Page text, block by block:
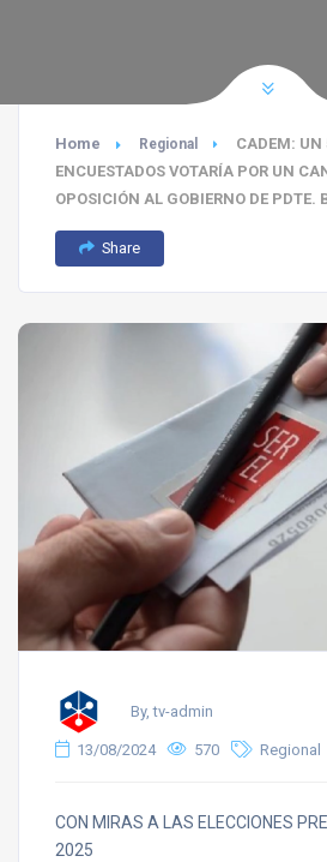
Home Regional
CADEM: UN
ENCUESTADOS VOTARÍA POR UN
OPOSICIÓN AL GOBIERNO DE PDTE.
Share
By, tv-admin
13/08/2024 570 Regional
CON MIRAS A LAS ELECCIONES
2025